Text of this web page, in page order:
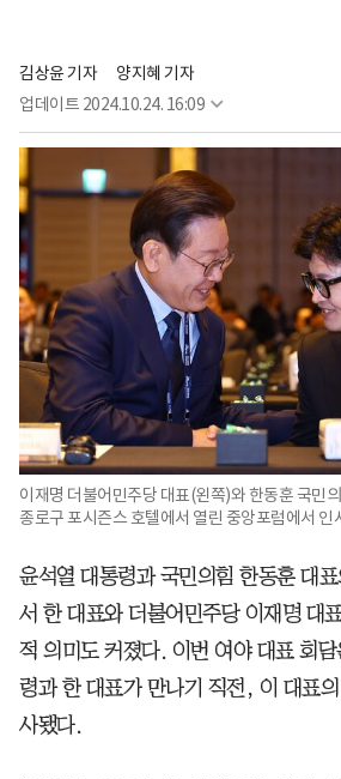
김상윤 기자
양지혜 기자
업데이트 2024.10.24. 16:09
이재명 더불어민주당 대표(왼쪽)와 한동훈 국민
종로구 포시즌스 호텔에서 열린 중앙포럼에서 인
윤석열 대통령과 국민의힘 한동훈 대
서 한 대표와 더불어민주당 이재명 대
적 의미도 커졌다. 이번 여야 대표 회
령과 한 대표가 만나기 직전, 이 대표
사됐다.